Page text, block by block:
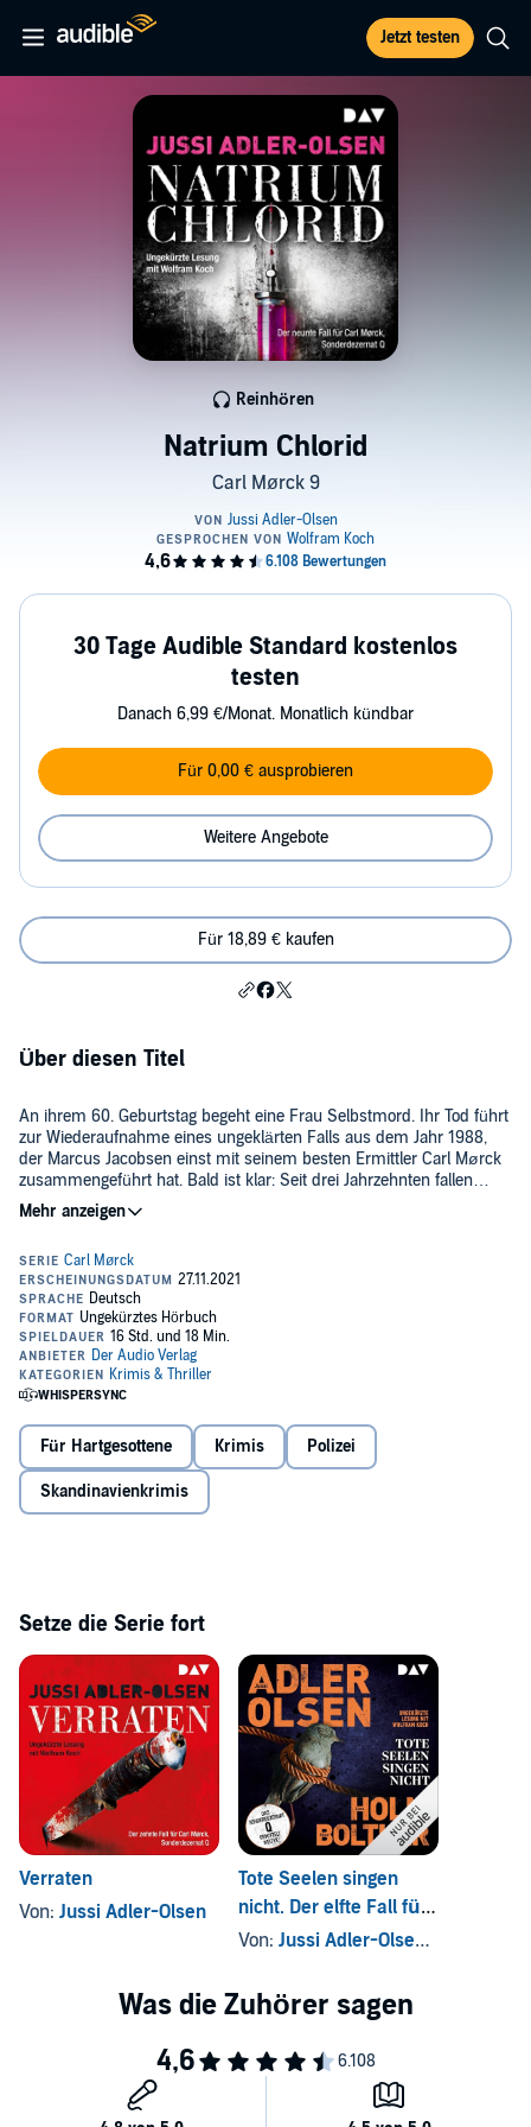
Jetzt testen
Natrium Chlorid
Carl Mørck 9
Reinhören
30 Tage Audible Standard kostenlos
testen
Danach 6,99 €/Monat. Monatlich kündbar
Für 0,00 € ausprobieren
Weitere Angebote
Für 18,89 € kaufen
Über diesen Titel
An ihrem 60. Geburtstag begeht eine Frau Selbstmord. Ihr Tod führt
zur Wiederaufnahme eines ungeklärten Falls aus dem Jahr 1988,
der Marcus Jacobsen einst mit seinem besten Ermittler Carl Mørck
zusammengeführt hat. Bald ist klar: Seit drei Jahrzehnten fallen
Menschen einem gerissenen Killer zum Opfer, der tötet, ohne dass
ihm ein Mord nachgewiesen werden kann. Er wählt Opfer und
ihn stoppen. Und nicht nur weil die Corona-Maßnahmen die
Ermittlungsarbeiten zusätzlich erschweren, bringt dieser Fall das
Sonderdezernat Q an seine Grenzen.
nur bei Audible.
©2021 dtv Verlagsgesellschaft mbH & Co. KG (P)2021 DAV
Für Hartgesottene Krimis Polizei
Skandinavienkrimis
Setze die Serie fort
Verraten
Von: Jussi Adler-Olsen
Tote Seelen singen
nicht. Der elfte Fall für
das Sonderdezernat Q
Von: Jussi Adler-Olsen , und andere